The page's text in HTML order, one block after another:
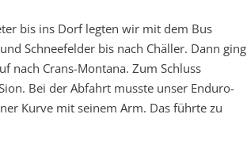
bis ins Dorf legten wir mit dem Bus
Schneefelder bis nach Chäller. Dann ging
nach Crans-Montana. Zum Schluss
Bei der Abfahrt musste unser Enduro-
Kurve mit seinem Arm. Das führte zu